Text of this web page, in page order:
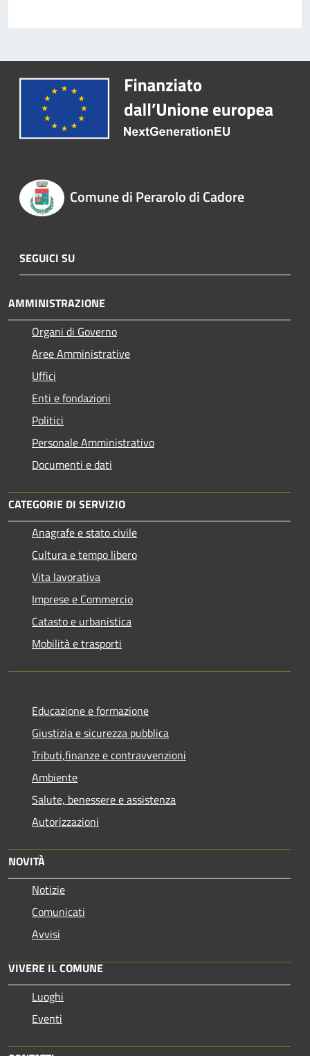
Comune di Perarolo di Cadore
SEGUICI SU
AMMINISTRAZIONE
Organi di Governo
Aree Amministrative
Uffici
Enti e fondazioni
Politici
Personale Amministrativo
Documenti e dati
CATEGORIE DI SERVIZIO
Anagrafe e stato civile
Cultura e tempo libero
Vita lavorativa
Imprese e Commercio
Catasto e urbanistica
Mobilità e trasporti
Educazione e formazione
Giustizia e sicurezza pubblica
Tributi,finanze e contravvenzioni
Ambiente
Salute, benessere e assistenza
Autorizzazioni
NOVITÀ
Notizie
Comunicati
Avvisi
VIVERE IL COMUNE
Luoghi
Eventi